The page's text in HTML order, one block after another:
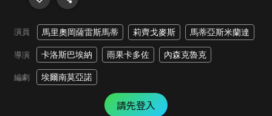
演員 馬里奧岡薩雷斯馬蒂 莉齊戈麥斯 馬蒂亞斯米蘭達
導演 卡洛斯巴埃納 雨果卡多佐 內森克魯克
編劇 埃爾南莫亞諾
請先登入